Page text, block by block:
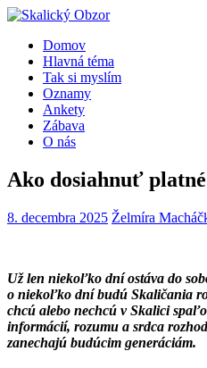
Domov
Hlavná téma
Tak si myslím
Oznamy
Ankety
Zábava
O nás
Ako dosiahnuť
8. decembra 2025 Želmíra
Už len niekoľko dní ostáva do
o niekoľko dní budú Skaličania
chcú alebo nechcú v Skalici
informácií, rozumu a srdca
zanechajú budúcim generáciám.